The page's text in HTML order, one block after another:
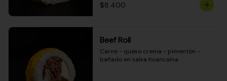
$8.400
Beef Roll
Carne - queso crema - pimentón -
bañado en salsa huancaína